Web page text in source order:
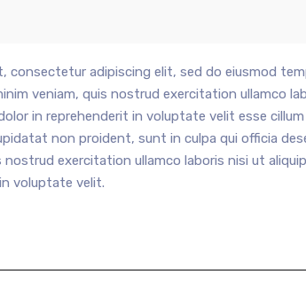
consectetur adipiscing elit, sed do eiusmod
veniam, quis nostrud exercitation ullamco
in reprehenderit in voluptate velit esse
non proident, sunt in culpa qui officia
nostrud exercitation ullamco laboris nisi ut
voluptate velit.